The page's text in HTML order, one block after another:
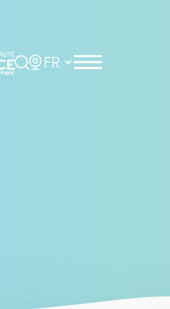
Rechercher
Choisir la langue